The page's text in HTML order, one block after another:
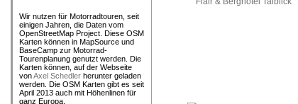
Wir nutzen für Motorradtouren, seit
einigen Jahren, die Daten vom
OpenStreetMap Project. Diese OSM
Karten können in MapSource und
BaseCamp zur Motorrad-
Tourenplanung genutzt werden. Die
Karten können, auf der Webseite
vonAxel Schedler herunter geladen
werden. Die OSM Karten gibt es seit
April 2013 auch mit Höhenlinen für